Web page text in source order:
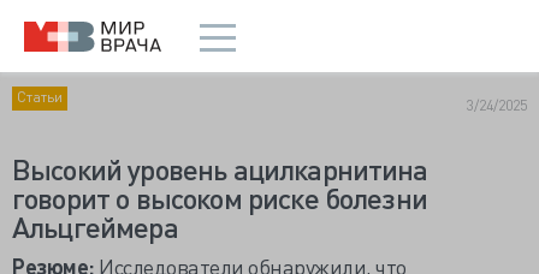
Статьи 3/24/2025
Высокий уровень ацилкарнитина
говорит о высоком риске болезни
Альцгеймера
Резюме: Исследователи обнаружили, что